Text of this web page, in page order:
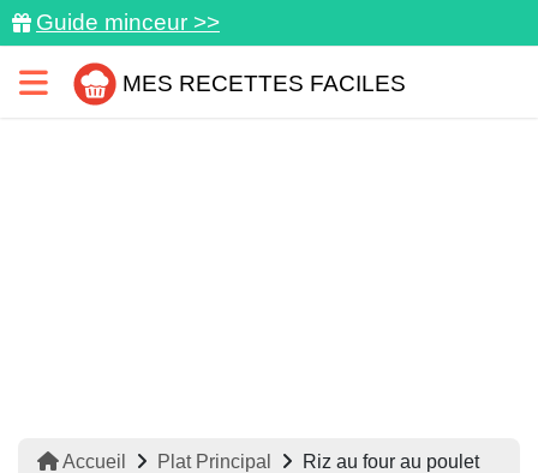
Guide minceur >>
MES RECETTES FACILES
Accueil Plat Principal Riz au four au poulet